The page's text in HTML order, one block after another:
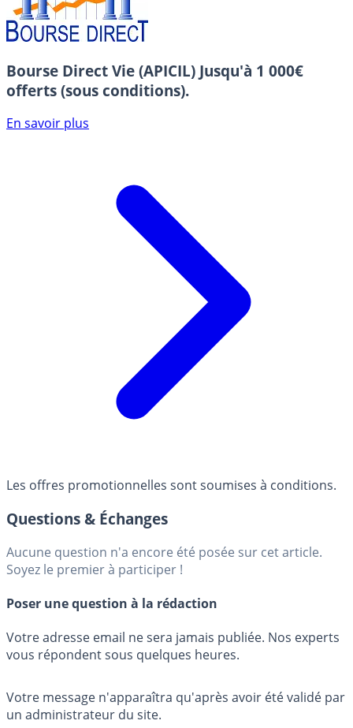
Bourse Direct Vie (APICIL) Jusqu'à 1 000€
offerts (sous conditions).
En savoir plus
Les offres promotionnelles sont soumises à conditions.
Questions & Échanges
Aucune question n'a encore été posée sur cet article.
Soyez le premier à participer !
Poser une question à la rédaction
Votre adresse email ne sera jamais publiée. Nos experts
vous répondent sous quelques heures.
Votre message n'apparaîtra qu'après avoir été validé par
un administrateur du site.